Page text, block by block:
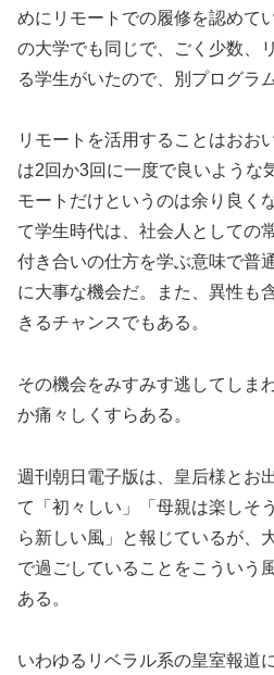
めにリモートでの履修を認めて
の大学でも同じで、ごく少数、
る学生がいたので、別プログラ
リモートを活用することはおお
は2回か3回に一度で良いような
モートだけというのは余り良く
て学生時代は、社会人としての
付き合いの仕方を学ぶ意味で普
に大事な機会だ。また、異性も
きるチャンスでもある。
その機会をみすみす逃してしま
か痛々しくすらある。
週刊朝日電子版は、皇后様とお
て「初々しい」「母親は楽しそ
ら新しい風」と報じているが、
で過ごしていることをこういう
ある。
いわゆるリベラル系の皇室報道